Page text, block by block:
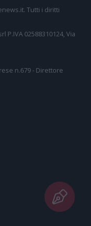
i tuoi
la loro
dati personali ai
di cui all’art. 2
Tutti i diritti
02588310124, Via
n.679 - Direttore